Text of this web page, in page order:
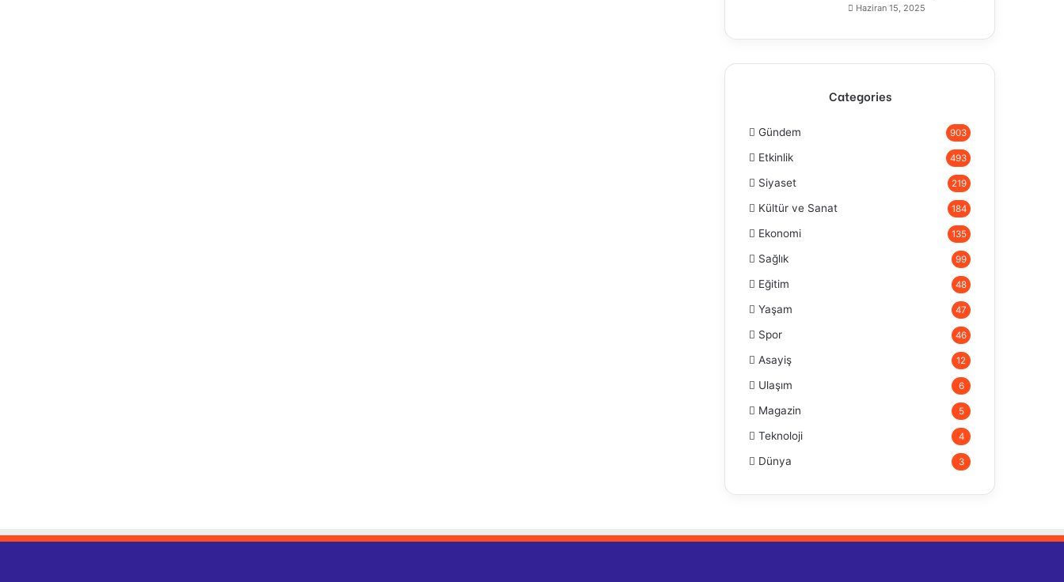
Haziran 15, 2025
Categories
Gündem 903
Etkinlik 493
Siyaset 219
Kültür ve Sanat 184
Ekonomi 135
Sağlık 99
Eğitim 48
Yaşam 47
Spor 46
Asayiş 12
Ulaşım 6
Magazin 5
Teknoloji 4
Dünya 3